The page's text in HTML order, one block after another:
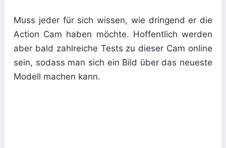
Muss jeder für sich wissen, wie dringend er die
Action Cam haben möchte. Hoffentlich werden
aber bald zahlreiche Tests zu dieser Cam online
sein, sodass man sich ein Bild über das neueste
Modell machen kann.